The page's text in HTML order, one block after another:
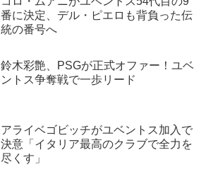
番に決定、デル・ピエロも背負った伝
統の番号へ
鈴木彩艶、PSGが正式オファー！ユベ
ントス争奪戦で一歩リード
アライベゴビッチがユベントス加入で
決意「イタリア最高のクラブで全力を
尽くす」